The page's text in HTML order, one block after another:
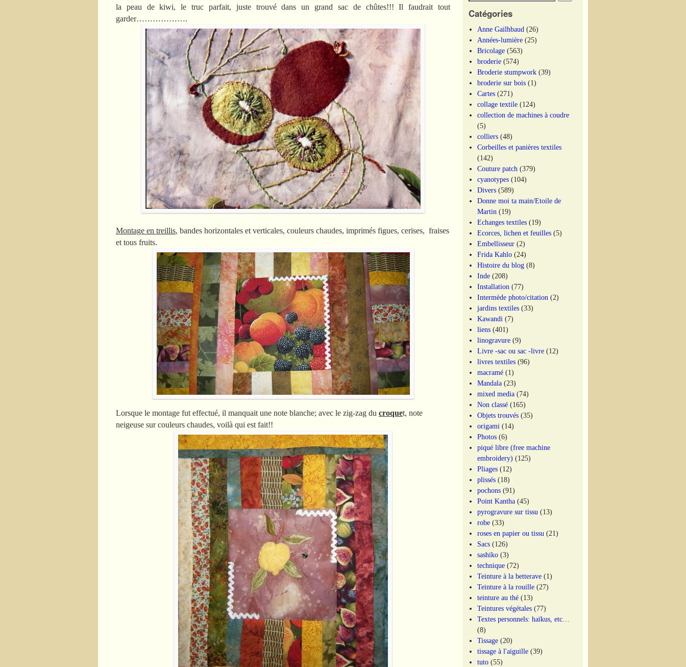
la peau de kiwi, le truc parfait, juste trouvé dans un grand sac de chûtes!!! Il faudrait tout
garder……………….
Montage en treillis, bandes horizontales et verticales, couleurs chaudes, imprimés figues, cerises, fraises
et tous fruits.
Lorsque le montage fut effectué, il manquait une note blanche; avec le zig-zag du croquet, note
neigeuse sur couleurs chaudes, voilà qui est fait!!
Catégories
Anne Gailhbaud (26)
Années-lumière (25)
Bricolage (563)
broderie (574)
Broderie stumpwork (39)
broderie sur bois (1)
Cartes (271)
collage textile (124)
collection de machines à coudre
(5)
colliers (48)
Corbeilles et panières textiles
(142)
Couture patch (379)
cyanotypes (104)
Divers (589)
Donne moi ta main/Etoile de
Martin (19)
Echanges textiles (19)
Ecorces, lichen et feuilles (5)
Embellisseur (2)
Frida Kahlo (24)
Histoire du blog (8)
Inde (208)
Installation (77)
Intermède photo/citation (2)
jardins textiles (33)
Kawandi (7)
liens (401)
linogravure (9)
Livre -sac ou sac -livre (12)
livres textiles (96)
macramé (1)
Mandala (23)
mixed media (74)
Non classé (165)
Objets trouvés (35)
origami (14)
Photos (6)
piqué libre (free machine
embroidery) (125)
Pliages (12)
plissés (18)
pochons (91)
Point Kantha (45)
pyrogravure sur tissu (13)
robe (33)
roses en papier ou tissu (21)
Sacs (126)
sashiko (3)
technique (72)
Teinture à la betterave (1)
Teinture à la rouille (27)
teinture au thé (13)
Teintures végétales (77)
Textes personnels: haïkus, etc…
(8)
Tissage (20)
tissage à l'aiguille (39)
tuto (55)